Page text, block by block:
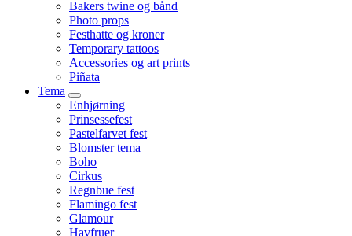
Bakers twine og bånd
Photo props
Festhatte og kroner
Temporary tattoos
Accessories og art prints
Piñata
Tema
Enhjørning
Prinsessefest
Pastelfarvet fest
Blomster tema
Boho
Cirkus
Regnbue fest
Flamingo fest
Glamour
Havfruer